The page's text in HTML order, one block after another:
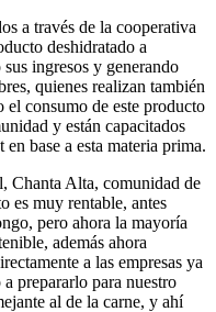
a través de la cooperativa
deshidratado a
ingresos y generando
quienes realizan también
el consumo de este producto
y están capacitados
base a esta materia prima.
Chanta Alta, comunidad de
es muy rentable, antes
pero ahora la mayoría
además ahora
a las empresas ya
prepararlo para nuestro
al de la carne, y ahí